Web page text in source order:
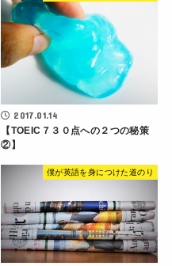
2017.01.14
【TOEIC７３０点への２つの秘策
②】
僕が英語を身につけた道のり